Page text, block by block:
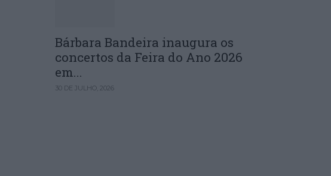
Bárbara Bandeira inaugura os
concertos da Feira do Ano 2026
em...
30 DE JULHO, 2026